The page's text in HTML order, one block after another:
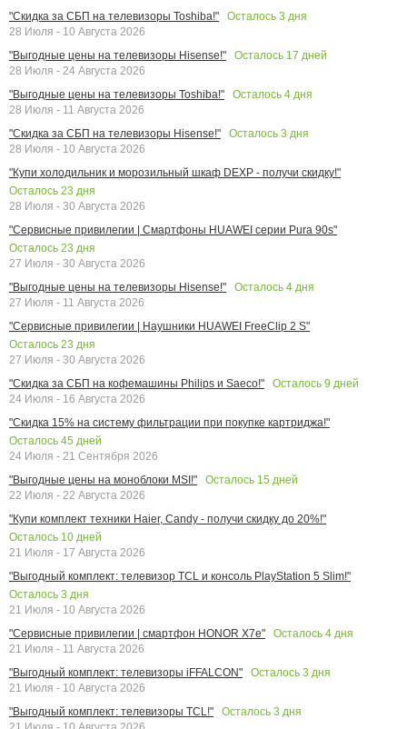
"Скидка за СБП на телевизоры Toshiba!"
Осталось 3 дня
28 Июля - 10 Августа 2026
"Выгодные цены на телевизоры Hisense!"
Осталось 17 дней
28 Июля - 24 Августа 2026
"Выгодные цены на телевизоры Toshiba!"
Осталось 4 дня
28 Июля - 11 Августа 2026
"Скидка за СБП на телевизоры Hisense!"
Осталось 3 дня
28 Июля - 10 Августа 2026
"Купи холодильник и морозильный шкаф DEXP - получи скидку!"
Осталось 23 дня
28 Июля - 30 Августа 2026
"Сервисные привилегии | Смартфоны HUAWEI серии Pura 90s"
Осталось 23 дня
27 Июля - 30 Августа 2026
"Выгодные цены на телевизоры Hisense!"
Осталось 4 дня
27 Июля - 11 Августа 2026
"Сервисные привилегии | Наушники HUAWEI FreeClip 2 S"
Осталось 23 дня
27 Июля - 30 Августа 2026
"Скидка за СБП на кофемашины Philips и Saeco!"
Осталось 9 дней
24 Июля - 16 Августа 2026
"Скидка 15% на систему фильтрации при покупке картриджа!"
Осталось 45 дней
24 Июля - 21 Сентября 2026
"Выгодные цены на моноблоки MSI!"
Осталось 15 дней
22 Июля - 22 Августа 2026
"Купи комплект техники Haier, Candy - получи скидку до 20%!"
Осталось 10 дней
21 Июля - 17 Августа 2026
"Выгодный комплект: телевизор TCL и консоль PlayStation 5 Slim!"
Осталось 3 дня
21 Июля - 10 Августа 2026
"Сервисные привилегии | смартфон HONOR X7e"
Осталось 4 дня
21 Июля - 11 Августа 2026
"Выгодный комплект: телевизоры iFFALCON"
Осталось 3 дня
21 Июля - 10 Августа 2026
"Выгодный комплект: телевизоры TCL!"
Осталось 3 дня